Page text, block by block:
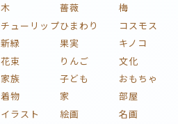
木 薔薇
梅
チューリップひまわり
コスモス
新緑 果実
キノコ
花束 りんご
文化
家族 子ども
おもちゃ
着物 家
部屋
イラスト 絵画
名画